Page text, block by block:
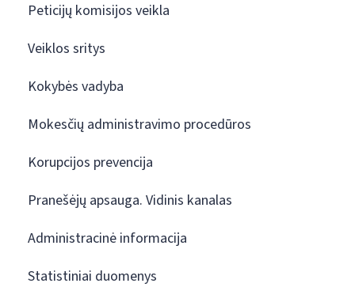
Peticijų komisijos veikla
Veiklos sritys
Kokybės vadyba
Mokesčių administravimo procedūros
Korupcijos prevencija
Pranešėjų apsauga. Vidinis kanalas
Administracinė informacija
Statistiniai duomenys